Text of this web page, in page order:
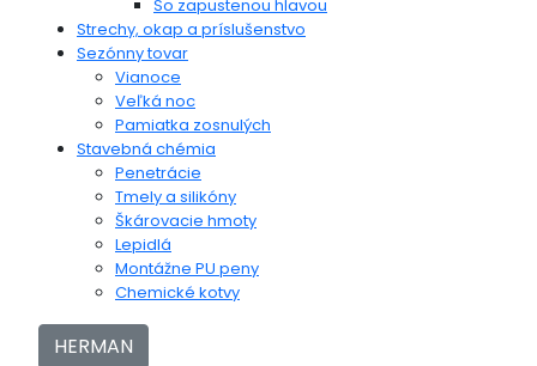
So zapustenou hlavou
Strechy, okap a príslušenstvo
Sezónny tovar
Vianoce
Veľká noc
Pamiatka zosnulých
Stavebná chémia
Penetrácie
Tmely a silikóny
Škárovacie hmoty
Lepidlá
Montážne PU peny
Chemické kotvy
HERMAN